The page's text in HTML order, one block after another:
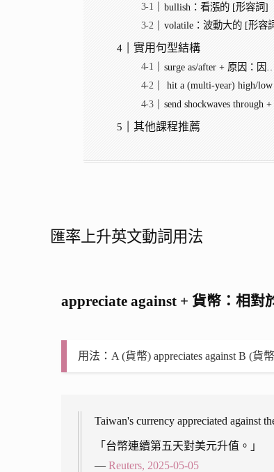
bullish：看漲的 [形容詞]
volatile：波動大的 [形容
實用句型結構
surge as/after + 原因：因
hit a (multi-year) high/
send shockwaves
其他課程推薦
匯率上升英文動詞用法
appreciate against + 貨幣：相對
用法：A (貨幣) appreciates against B (貨
Taiwan's currency appreciated against
「台幣連續第五天對美元升值。」
— Reuters, 2025-05-05